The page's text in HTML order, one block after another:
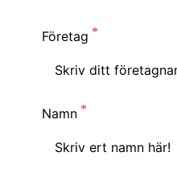
Företag
Namn